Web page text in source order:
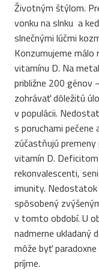
Životným štýlom.
vonku na slnku a
slnečnými lúčmi
Konzumujeme
vitamínu D. Na
približne 200 génov
zohrávať dôležitú
v populácii.
s poruchami
zúčastňujú
vitamín D.
rekonvalescenti,
imunity.
spôsobený
v tomto období. U
nadmerne ukladaný
môže byť
príjme.